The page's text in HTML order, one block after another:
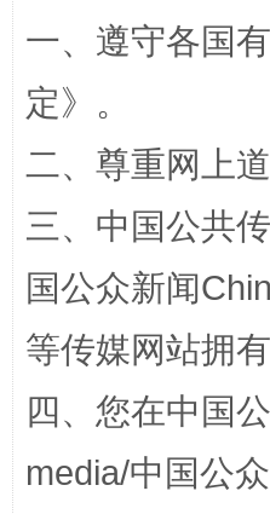
阿坝州三大球赛在茂
一、遵守各国
定》。
二、尊重网上
三、中国公共
国公众新闻
等传媒网站拥
四、您在中国
media/中国公